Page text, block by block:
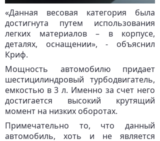
«Данная весовая категория была
достигнута путем использования
легких материалов – в корпусе,
деталях, оснащении», - объяснил
Криф.
Мощность автомобилю придает
шестицилиндровый турбодвигатель,
емкостью в 3 л. Именно за счет него
достигается высокий крутящий
момент на низких оборотах.
Примечательно то, что данный
автомобиль, хоть и не является